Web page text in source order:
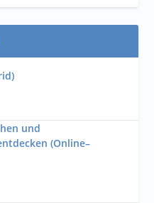
und
(Online–